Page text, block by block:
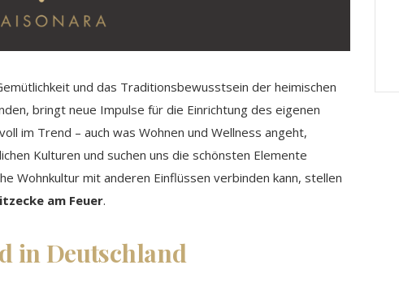
und das Traditionsbewusstsein der heimischen
bringt neue Impulse für die Einrichtung des eigenen
im Trend – auch was Wohnen und Wellness angeht,
Kulturen und suchen uns die schönsten Elemente
Wohnkultur mit anderen Einflüssen verbinden kann, stellen
am Feuer.
in Deutschland